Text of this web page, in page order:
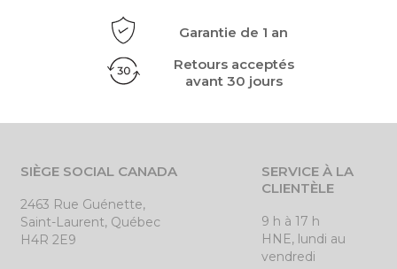
Garantie de 1 an
Retours acceptés
avant 30 jours
SIÈGE SOCIAL CANADA
2463 Rue Guénette,
Saint-Laurent, Québec
H4R 2E9
SERVICE À LA
CLIENTÈLE
9 h à 17 h
HNE, lundi au
vendredi